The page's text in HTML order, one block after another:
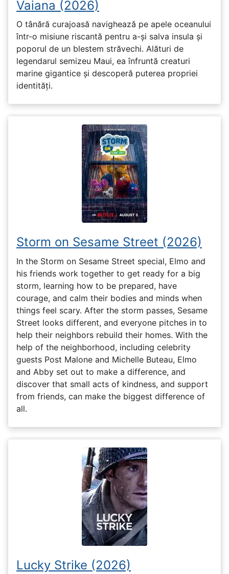
Vaiana (2026)
O tânără curajoasă navighează pe apele oceanului
într-o misiune riscantă pentru a-și salva insula și
poporul de un blestem străvechi. Alături de
legendarul semizeu Maui, ea înfruntă creaturi
marine gigantice și descoperă puterea propriei
identități.
Storm on Sesame Street (2026)
In the Storm on Sesame Street special, Elmo and
his friends work together to get ready for a big
storm, learning how to be prepared, have
courage, and calm their bodies and minds when
things feel scary. After the storm passes, Sesame
Street looks different, and everyone pitches in to
help their neighbors rebuild their homes. With the
help of the neighborhood, including celebrity
guests Post Malone and Michelle Buteau, Elmo
and Abby set out to make a difference, and
discover that small acts of kindness, and support
from friends, can make the biggest difference of
all.
Lucky Strike (2026)